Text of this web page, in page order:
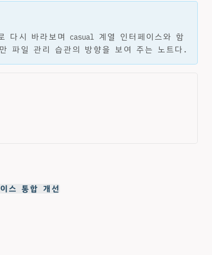
다시 바라보며 casual 계열 인터페이스와 함
파일 관리 습관의 방향을 보여 주는 노트다.
스 통합 개선